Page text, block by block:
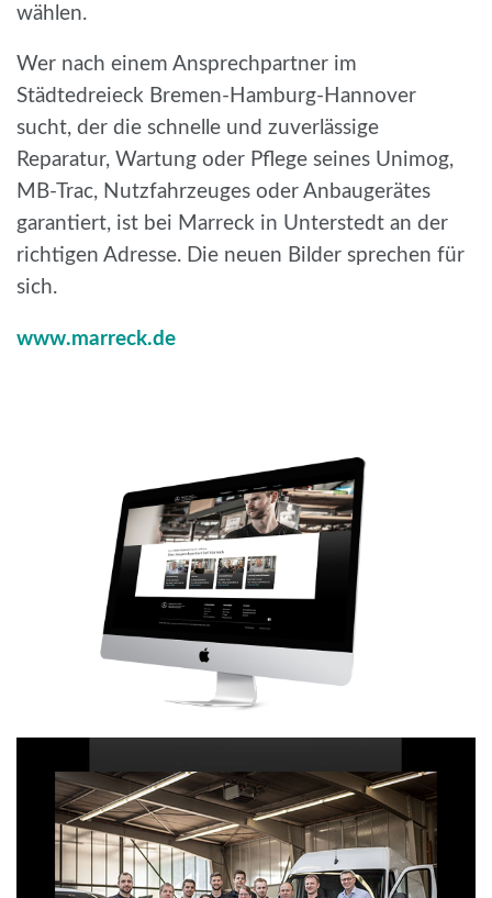
wählen.
Wer nach einem Ansprechpartner im
Städtedreieck Bremen-Hamburg-Hannover
sucht, der die schnelle und zuverlässige
Reparatur, Wartung oder Pflege seines Unimog,
MB-Trac, Nutzfahrzeuges oder Anbaugerätes
garantiert, ist bei Marreck in Unterstedt an der
richtigen Adresse. Die neuen Bilder sprechen für
sich.
www.marreck.de